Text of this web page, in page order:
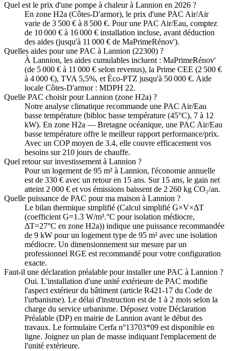
Quel est le prix d'une pompe à chaleur à Lannion en 2026 ?
En zone H2a (Côtes-D'armor), le prix d'une PAC Air/Air
varie de 3 500 € à 8 500 €. Pour une PAC Air/Eau, comptez
de 10 000 € à 16 000 € installation incluse, avant déduction
des aides (jusqu'à 11 000 € de MaPrimeRénov').
Quelles aides pour une PAC à Lannion (22300) ?
À Lannion, les aides cumulables incluent : MaPrimeRénov'
(de 5 000 € à 11 000 € selon revenus), la Prime CEE (2 500 €
à 4 000 €), TVA 5,5%, et Éco-PTZ jusqu'à 50 000 €. Aide
locale Côtes-D'armor : MDPH 22.
Quelle PAC choisir pour Lannion (zone H2a) ?
Notre analyse climatique recommande une PAC Air/Eau
basse température (bibloc basse température (45°C), 7 à 12
kW). En zone H2a — Bretagne océanique, une PAC Air/Eau
basse température offre le meilleur rapport performance/prix.
Avec un COP moyen de 3.4, elle couvre efficacement vos
besoins sur 210 jours de chauffe.
Quel retour sur investissement à Lannion ?
Pour un logement de 95 m² à Lannion, l'économie annuelle
est de 330 € avec un retour en 15 ans. Sur 15 ans, le gain net
atteint 2 000 € et vos émissions baissent de 2 260 kg CO₂/an.
Quelle puissance de PAC pour ma maison à Lannion ?
Le bilan thermique simplifié (Calcul simplifié G×V×ΔT
(coefficient G=1.3 W/m³.°C pour isolation médiocre,
ΔT=27°C en zone H2a)) indique une puissance recommandée
de 9 kW pour un logement type de 95 m² avec une isolation
médiocre. Un dimensionnement sur mesure par un
professionnel RGE est recommandé pour votre configuration
exacte.
Faut-il une déclaration préalable pour installer une PAC à Lannion ?
Oui. L'installation d'une unité extérieure de PAC modifie
l'aspect extérieur du bâtiment (article R421-17 du Code de
l'urbanisme). Le délai d'instruction est de 1 à 2 mois selon la
charge du service urbanisme. Déposez votre Déclaration
Préalable (DP) en mairie de Lannion avant le début des
travaux. Le formulaire Cerfa n°13703*09 est disponible en
ligne. Joignez un plan de masse indiquant l'emplacement de
l'unité extérieure.